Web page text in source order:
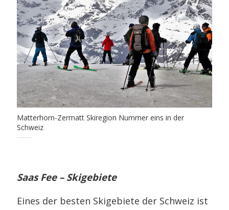
Matterhorn-Zermatt Skiregion Nummer eins in der
Schweiz
Saas Fee – Skigebiete
Eines der besten Skigebiete der Schweiz ist